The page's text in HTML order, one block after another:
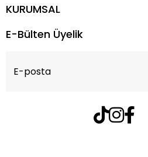
KURUMSAL
E-Bülten Üyelik